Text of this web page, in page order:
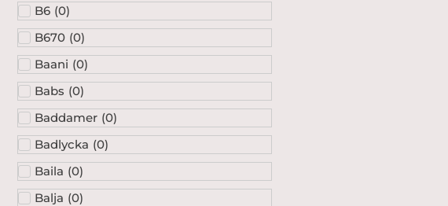
B6 (0)
B670 (0)
Baani (0)
Babs (0)
Baddamer (0)
Badlycka (0)
Baila (0)
Balja (0)